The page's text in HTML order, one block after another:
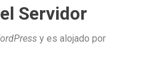
Servidor
y es alojado por